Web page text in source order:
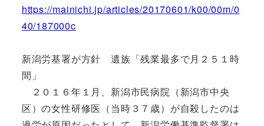
https://mainichi.jp/articles/20170601/k00/00m/0
40/187000c
新潟労基署が方針 遺族「残業最多で月２５１時
間」
２０１６年１月、新潟市民病院（新潟市中央
区）の女性研修医（当時３７歳）が自殺したのは